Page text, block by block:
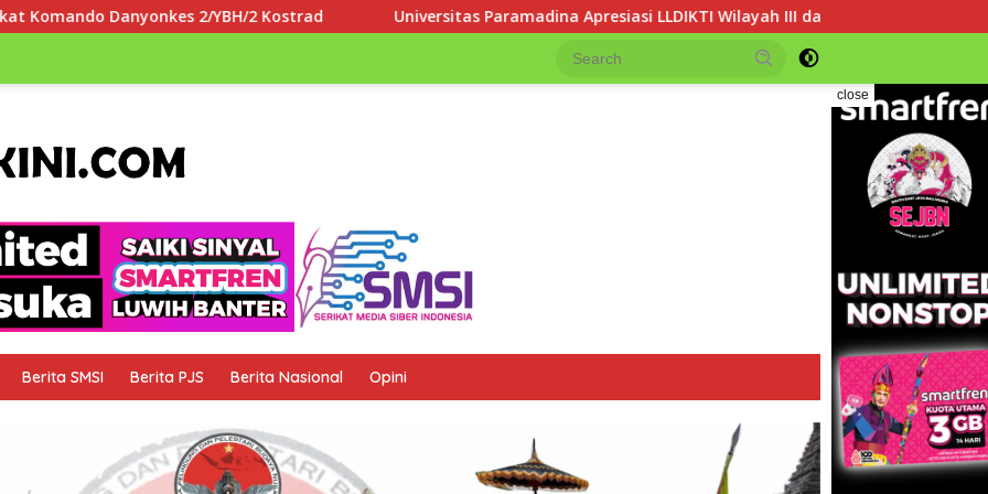
2/YBH/2 Kostrad Universitas Paramadina Apresiasi LLDIKTI Wilayah III dalam Memperjuangkan Eksistensi Perguruan
close
Berita SMSI Berita PJS Berita Nasional Opini